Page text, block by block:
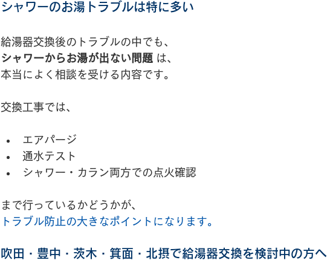
シャワーのお湯トラブルは特に多い
給湯器交換後のトラブルの中でも、
シャワーからお湯が出ない問題 は、
本当によく相談を受ける内容です。
交換工事では、
エアパージ
通水テスト
シャワー・カラン両方での点火確認
まで行っているかどうかが、
トラブル防止の大きなポイントになります。
吹田・豊中・茨木・箕面・北摂で給湯器交換を検討中の方へ